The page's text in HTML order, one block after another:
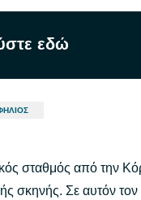
εδώ
σταθμός από την
σκηνής. Σε αυτόν τον